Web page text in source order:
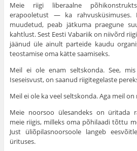
Meie riigi liberaalne
erapooletust — ka
muudetud, peab jätkuma prae­gune
kahtlust. Sest Eesti Vabariik on niivõrd
jäänud üle ainult parteide kaudu
teos­tamise oma kätte saamiseks.
Meil ei ole enam seltskonda. See,
Iseseisvust, on saanud riigitegelaste
Meil ei ole ka veel seltskonda. Aga meil
Meie noorsoo ülesandeks on üritada
meie riigis, milleks oma põhilaadi tõttu
Just üliõpilasnoorsoole langeb
ürituses.